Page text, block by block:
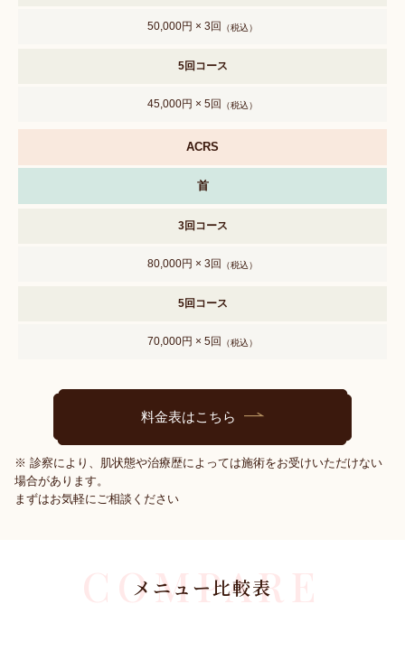
50,000円 × 3回 （税込）
5回コース
45,000円 × 5回 （税込）
ACRS
首
3回コース
80,000円 × 3回 （税込）
5回コース
70,000円 × 5回 （税込）
料金表はこちら
※ 診察により、肌状態や治療歴によっては施術をお受けいただけない
場合があります。
まずはお気軽にご相談ください
メニュー比較表
COMPARE